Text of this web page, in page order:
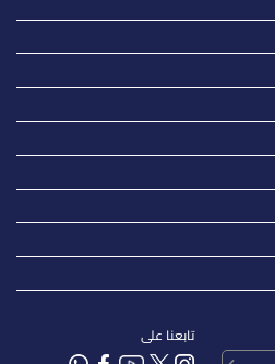
تابعنا على